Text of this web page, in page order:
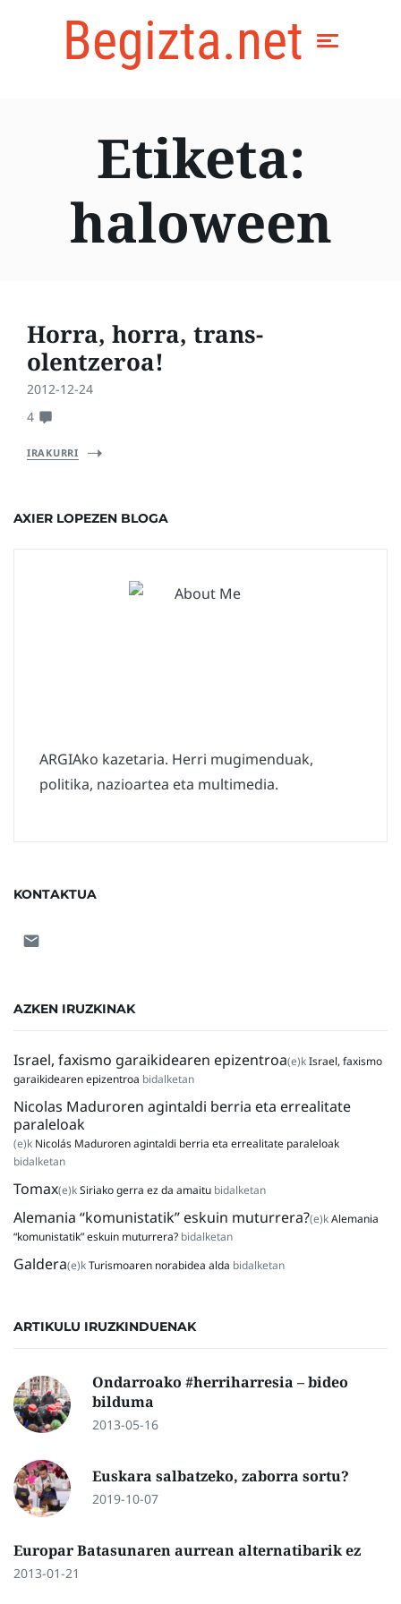
Begizta.net
Etiketa:
haloween
Horra, horra, trans-
olentzeroa!
2012-12-24
4
IRAKURRI
AXIER LOPEZEN BLOGA
ARGIAko kazetaria. Herri mugimenduak,
politika, nazioartea eta multimedia.
KONTAKTUA
AZKEN IRUZKINAK
Israel, faxismo garaikidearen epizentroa(e)kIsrael, faxismo
garaikidearen epizentroa bidalketan
Nicolas Maduroren agintaldi berria eta errealitate
paraleloak
(e)k Nicolás Maduroren agintaldi berria eta errealitate paraleloak
bidalketan
Tomax(e)kSiriako gerra ez da amaitu bidalketan
Alemania “komunistatik” eskuin muturrera?(e)kAlemania
“komunistatik” eskuin muturrera? bidalketan
Galdera(e)kTurismoaren norabidea alda bidalketan
ARTIKULU IRUZKINDUENAK
Ondarroako #herriharresia – bideo
bilduma
2013-05-16
Euskara salbatzeko, zaborra sortu?
2019-10-07
Europar Batasunaren aurrean alternatibarik ez
2013-01-21